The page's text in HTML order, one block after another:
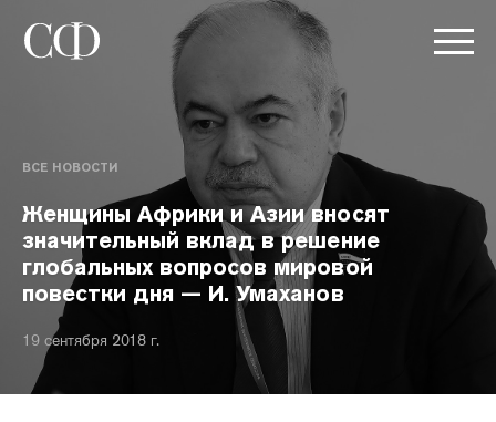
ВСЕ НОВОСТИ
Женщины Африки и Азии вносят
значительный вклад в решение
глобальных вопросов мировой
повестки дня — И. Умаханов
19 сентября 2018 г.